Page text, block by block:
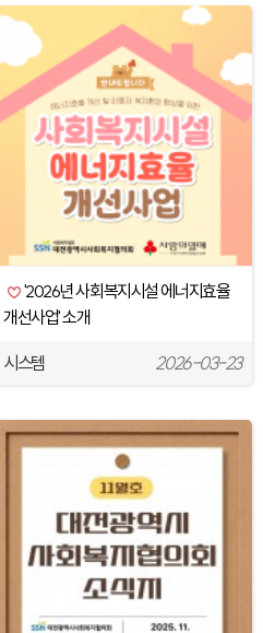
'2026년 사회복지시설 에너지효율
개선사업' 소개
시스템 2026-03-23